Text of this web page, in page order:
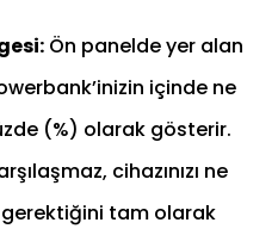
Ön panelde yer alan
içinde ne
(%) olarak gösterir.
cihazınızı ne
tam olarak